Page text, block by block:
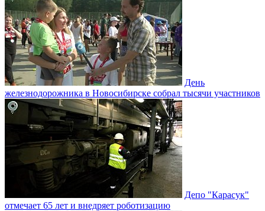
День
железнодорожника в Новосибирске собрал тысячи участников
Депо "Карасук"
отмечает 65 лет и внедряет роботизацию